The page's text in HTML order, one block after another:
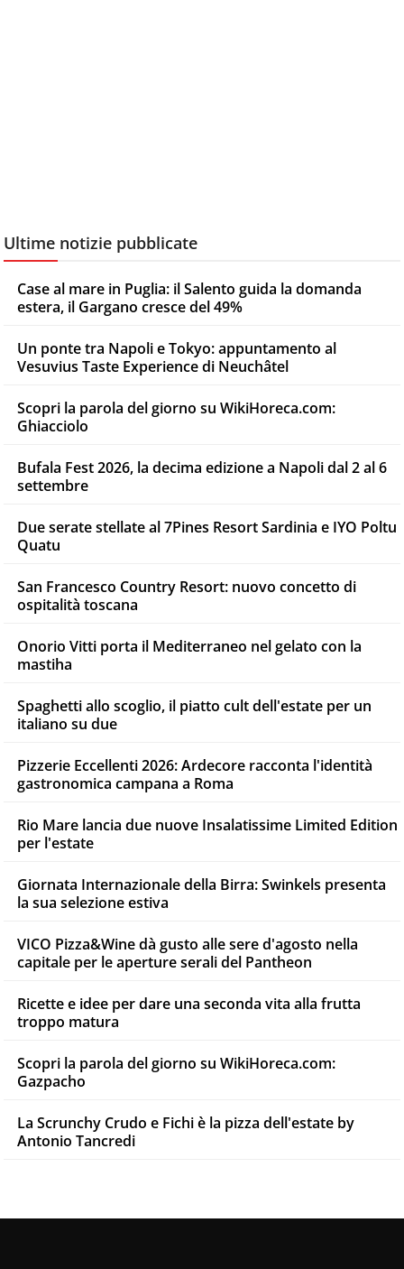
Ultime notizie pubblicate
Case al mare in Puglia: il Salento guida la domanda
estera, il Gargano cresce del 49%
Un ponte tra Napoli e Tokyo: appuntamento al
Vesuvius Taste Experience di Neuchâtel
Scopri la parola del giorno su WikiHoreca.com:
Ghiacciolo
Bufala Fest 2026, la decima edizione a Napoli dal 2 al 6
settembre
Due serate stellate al 7Pines Resort Sardinia e IYO Poltu
Quatu
San Francesco Country Resort: nuovo concetto di
ospitalità toscana
Onorio Vitti porta il Mediterraneo nel gelato con la
mastiha
Spaghetti allo scoglio, il piatto cult dell'estate per un
italiano su due
Pizzerie Eccellenti 2026: Ardecore racconta l'identità
gastronomica campana a Roma
Rio Mare lancia due nuove Insalatissime Limited Edition
per l'estate
Giornata Internazionale della Birra: Swinkels presenta
la sua selezione estiva
VICO Pizza&Wine dà gusto alle sere d'agosto nella
capitale per le aperture serali del Pantheon
Ricette e idee per dare una seconda vita alla frutta
troppo matura
Scopri la parola del giorno su WikiHoreca.com:
Gazpacho
La Scrunchy Crudo e Fichi è la pizza dell'estate by
Antonio Tancredi